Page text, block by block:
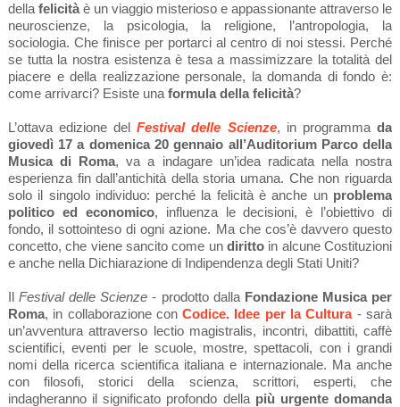
della felicitàè un viaggio misterioso e appassionante attraverso le
neuroscienze, la psicologia, la religione, l’antropologia, la
sociologia. Che finisce per portarci al centro di noi stessi. Perché
se tutta la nostra esistenza è tesa a massimizzare la totalità del
piacere e della realizzazione personale, la domanda di fondo è:
come arrivarci? Esiste una formula della felicità?
L’ottava edizione delFestival delle Scienze, in programmada
giovedì 17 a domenica 20 gennaio all’Auditorium Parco della
Musica di Roma, va a indagare un’idea radicata nella nostra
esperienza fin dall’antichità della storia umana. Che non riguarda
solo il singolo individuo: perché la felicità è anche un problema
politico ed economico, influenza le decisioni, è l’obiettivo di
fondo, il sottointeso di ogni azione. Ma che cos’è davvero questo
concetto, che viene sancito come undiritto in alcune Costituzioni
e anche nella Dichiarazione di Indipendenza degli Stati Uniti?
IlFestival delle Scienze - prodotto dalla Fondazione Musica per
Roma, in collaborazione conCodice. Idee per la Cultura- sarà
un’avventura attraverso lectio magistralis, incontri, dibattiti, caffè
scientifici, eventi per le scuole, mostre, spettacoli, con i grandi
nomi della ricerca scientifica italiana e internazionale. Ma anche
con filosofi, storici della scienza, scrittori, esperti, che
indagheranno il significato profondo della più urgente domanda